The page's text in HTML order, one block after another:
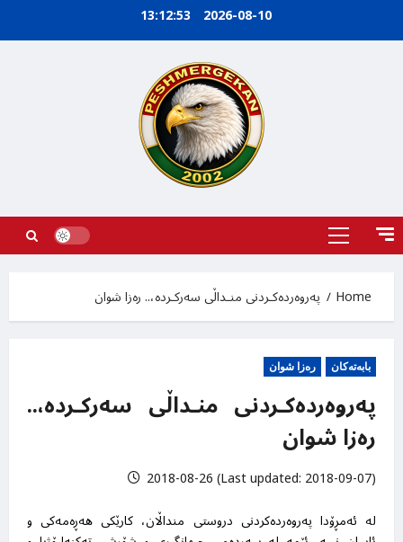
2026-08-10
13:12:55
Primary
Home
پەروەردەکـردنی منـداڵی سەرکـردە،.. رەزا شوان
بابه‌ته‌کان رەزا شوان
پەروەردەکـردنی منـداڵی سەرکـردە،..
رەزا شوان
2018-08-26 (Last updated: 2018-09-07)
لە ئەمڕۆدا پەروەردەکردنی دروستی منداڵان، کارێکی هەڕەمەکی و